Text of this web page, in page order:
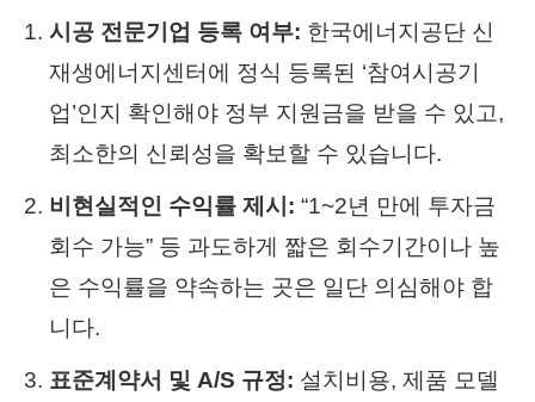
시공 전문기업 등록 여부: 한국에너지공단 신
재생에너지센터에 정식 등록된 ‘참여시공기
업’인지 확인해야 정부 지원금을 받을 수 있고,
최소한의 신뢰성을 확보할 수 있습니다.
비현실적인 수익률 제시: “1~2년 만에 투자금
회수 가능” 등 과도하게 짧은 회수기간이나 높
은 수익률을 약속하는 곳은 일단 의심해야 합
니다.
표준계약서 및 A/S 규정: 설치비용, 제품 모델